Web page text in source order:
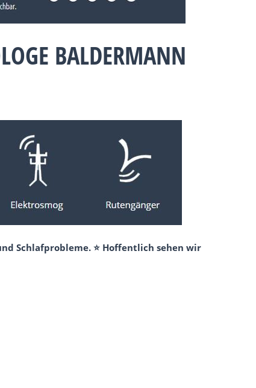
BALDERMANN
Schlafprobleme. ⭐ Hoffentlich sehen wir